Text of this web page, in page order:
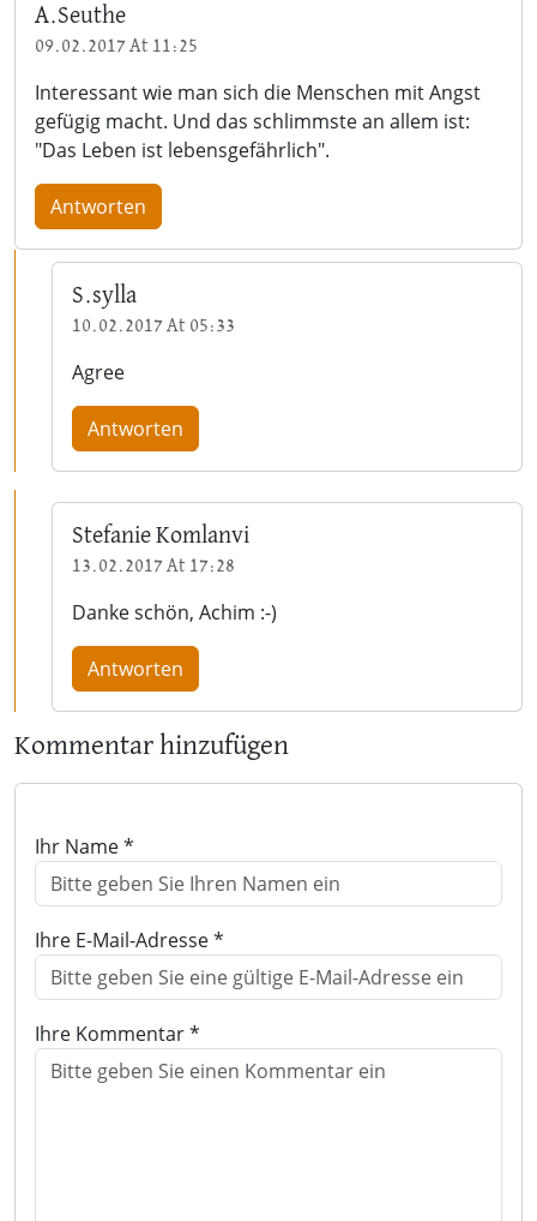
A.Seuthe
09.02.2017 At 11:25
Interessant wie man sich die Menschen mit Angst
gefügig macht. Und das schlimmste an allem ist:
"Das Leben ist lebensgefährlich".
Antworten
S.sylla
10.02.2017 At 05:33
Agree
Antworten
Stefanie Komlanvi
13.02.2017 At 17:28
Danke schön, Achim :-)
Antworten
Kommentar hinzufügen
Ihr Name *
Ihre E-Mail-Adresse *
Ihre Kommentar *